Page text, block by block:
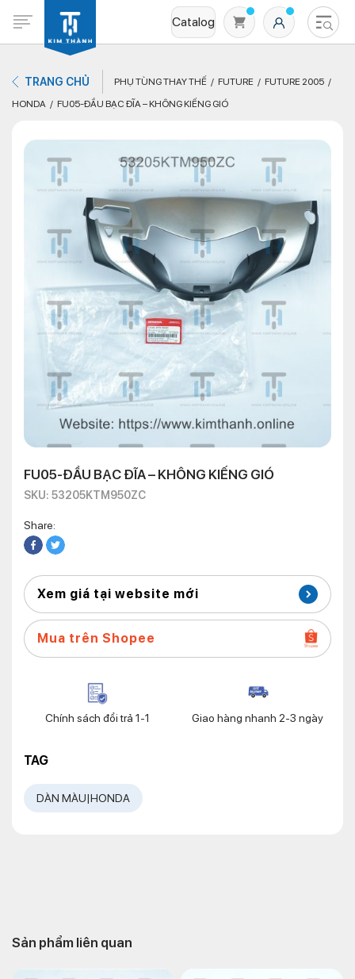
Catalog
Không có sản phẩm nào trong giỏ hàng
TRANG CHỦ PHỤ TÙNG THAY THẾ FUTURE
FUTURE 2005
HONDA
FU05-ĐẦU BẠC ĐĨA – KHÔNG KIẾNG GIÓ
FU05-ĐẦU BẠC ĐĨA – KHÔNG KIẾNG GIÓ
SKU: 53205KTM950ZC
Share:
Xem giá tại website mới
Mua trên Shopee
Chính sách đổi trả 1-1 Giao hàng nhanh 2-3 ngày
TAG
DÀN MÀU|HONDA
Sản phẩm liên quan